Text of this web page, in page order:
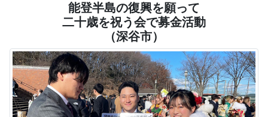
能登半島の復興を願って
二十歳を祝う会で募金活動
（深谷市）